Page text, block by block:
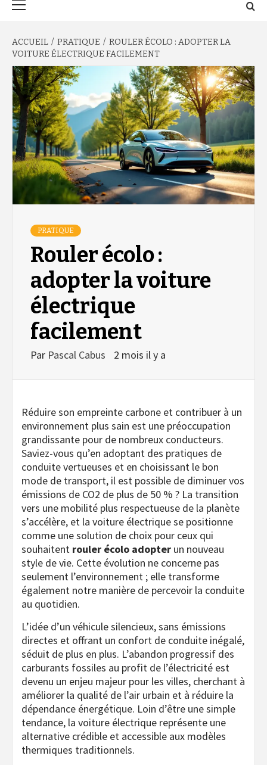
ACCUEIL PRATIQUE
ROULER ÉCOLO : ADOPTER LA
VOITURE ÉLECTRIQUE FACILEMENT
PRATIQUE
Rouler écolo :
adopter la voiture
électrique
facilement
Par Pascal Cabus 2 mois il y a
Réduire son empreinte carbone et contribuer à un
environnement plus sain est une préoccupation
grandissante pour de nombreux conducteurs.
Saviez-vous qu’en adoptant des pratiques de
conduite vertueuses et en choisissant le bon
mode de transport, il est possible de diminuer vos
émissions de CO2 de plus de 50 % ? La transition
vers une mobilité plus respectueuse de la planète
s’accélère, et la voiture électrique se positionne
comme une solution de choix pour ceux qui
souhaitent rouler écolo adopter un nouveau
style de vie. Cette évolution ne concerne pas
seulement l’environnement ; elle transforme
également notre manière de percevoir la conduite
au quotidien.
L’idée d’un véhicule silencieux, sans émissions
directes et offrant un confort de conduite inégalé,
séduit de plus en plus. L’abandon progressif des
carburants fossiles au profit de l’électricité est
devenu un enjeu majeur pour les villes, cherchant à
améliorer la qualité de l’air urbain et à réduire la
dépendance énergétique. Loin d’être une simple
tendance, la voiture électrique représente une
alternative crédible et accessible aux modèles
thermiques traditionnels.